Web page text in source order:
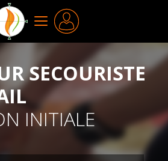
MENU
SECOURISTE
INITIALE